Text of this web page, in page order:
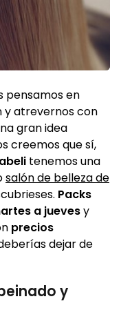
pensamos en
y atrevernos con
gran idea
creemos que sí,
tenemos una
salón de belleza de
Packs
a juevesy
precios
dejar de
y